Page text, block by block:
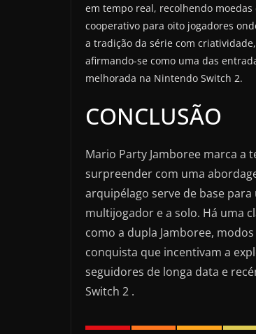
em tempo real, recolhendo moedas
cooperativo para oito jogadores
a tradição da série com
afirmando-se como uma das
melhorada na Nintendo Switch 2.
CONCLUSÃO
Mario Party Jamboree marca a
surpreender com uma
arquipélago serve de base
multijogador e a solo. Há uma
como a dupla Jamboree,
conquista que incentivam a
seguidores de longa data e
Switch 2 .